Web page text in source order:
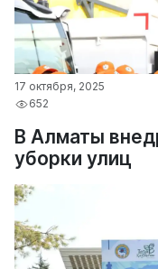
17 октября, 2025
652
В Алматы
уборки улиц